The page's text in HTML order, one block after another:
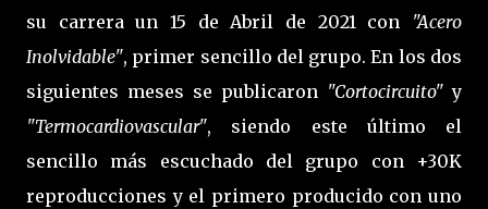
su carrera un 15 de Abril de 2021 con "Acero
Inolvidable", primer sencillo del grupo. En los dos
siguientes meses se publicaron "Cortocircuito" y
"Termocardiovascular", siendo este último el
sencillo más escuchado del grupo con +30K
reproducciones y el primero producido con uno